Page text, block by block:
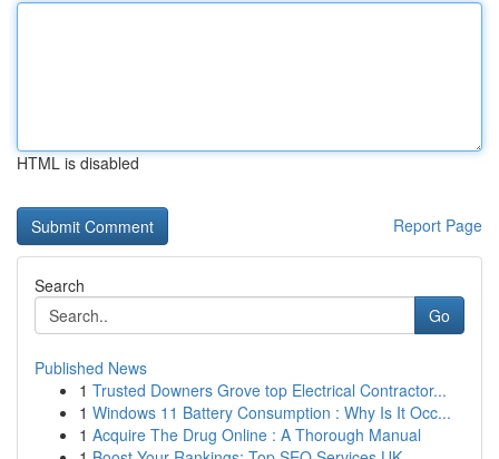
HTML is disabled
Report Page
Search
Go
Published News
1 Trusted Downers Grove top Electrical Contractor...
1 Windows 11 Battery Consumption : Why Is It Occ...
1 Acquire The Drug Online : A Thorough Manual